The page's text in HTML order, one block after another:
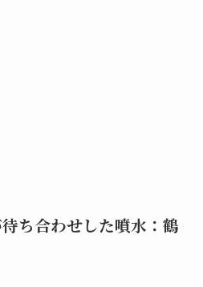
ち合わせした噴水：鶴